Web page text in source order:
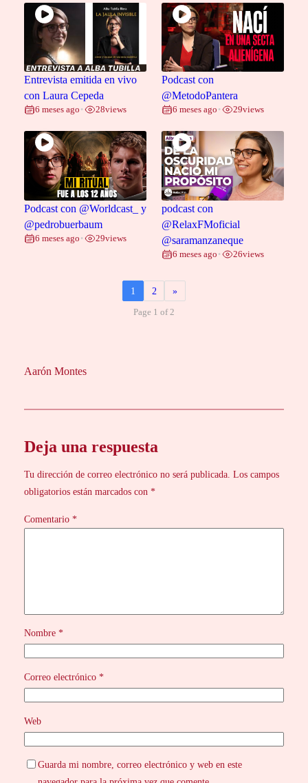
Entrevista emitida en vivo
con Laura Cepeda
6 meses ago • 28views
Podcast con
@MetodoPantera
6 meses ago • 29views
Podcast con @Worldcast_ y
@pedrobuerbaum
6 meses ago • 29views
podcast con
@RelaxFMoficial
@saramanzaneque
6 meses ago • 26views
1 2 »
Page 1 of 2
Aarón Montes
Deja una respuesta
Tu dirección de correo electrónico no será publicada. Los campos
obligatorios están marcados con *
Comentario *
Nombre *
Correo electrónico *
Web
Guarda mi nombre, correo electrónico y web en este